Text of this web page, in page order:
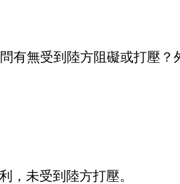
有無受到陸方阻礙或打壓？
，未受到陸方打壓。